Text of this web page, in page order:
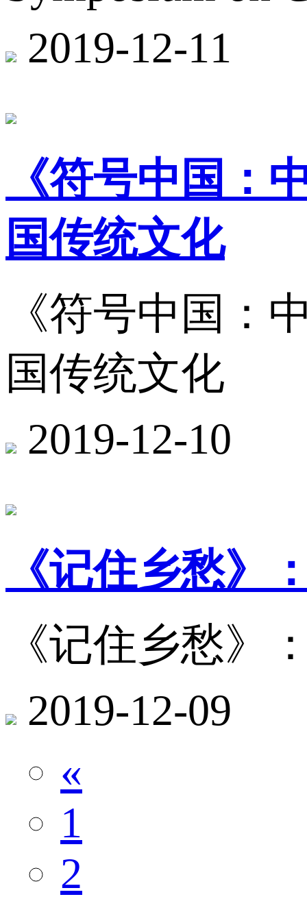
2019-12-11
《符号中国：
国传统文化
《符号中国：
国传统文化
2019-12-10
《记住乡愁》
《记住乡愁》
2019-12-09
«
1
2